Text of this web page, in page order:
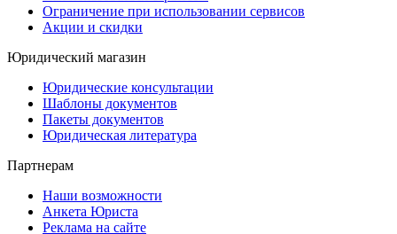
Ограничение при использовании сервисов
Акции и скидки
Юридический магазин
Юридические консультации
Шаблоны документов
Пакеты документов
Юридическая литература
Партнерам
Наши возможности
Анкета Юриста
Реклама на сайте